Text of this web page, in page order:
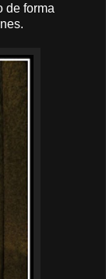
de forma